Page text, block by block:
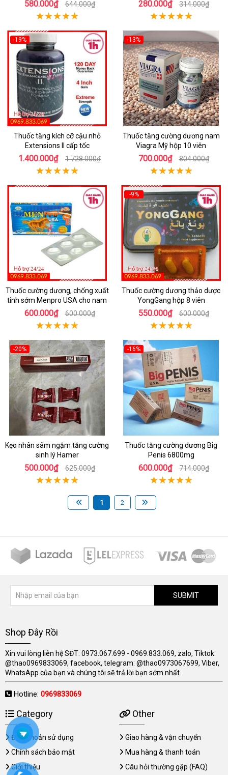
580.000₫ 644.000₫ 280.000₫ 314.000₫
-19%
Thuốc tăng kích cỡ cậu nhỏ
Extensions II cấp tốc
1.400.000₫ 1.728.000₫
-13%
Thuốc tăng cường dương nam
Viagra Mỹ hộp 10 viên
700.000₫ 804.000₫
Thuốc cường dương, chống xuất
tinh sớm Menpro USA cho nam
600.000₫ 600.000₫
-9%
Thuốc cường dương thảo dược
YongGang hộp 8 viên
550.000₫ 600.000₫
-20%
Kẹo nhân sâm ngậm tăng cường
sinh lý Hamer
500.000₫ 625.000₫
-16%
Thuốc tăng cường dương Big
Penis 6800mg
600.000₫ 714.000₫
1 2
SUBMIT
Shop Đây Rồi
Xin vui lòng liên hệ SĐT: 0973.067.699 - 0969.833.069, zalo, Tiktok:
@thao0969833069, facebook, telegram: @thao0973067699, Viber,
WhatsApp của bạn và chúng tôi sẽ trả lời bạn sớm nhất.
Hotline: 0969833069
Category
Điều khoản sử dụng
Chính sách bảo mật
Giới thiệu
Other
Giao hàng & vận chuyển
Mua hàng & thanh toán
Câu hỏi thường gặp (FAQ)